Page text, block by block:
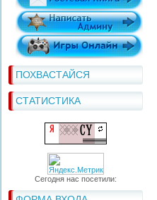
ПОХВАСТАЙСЯ
СТАТИСТИКА
Сегодня нас посетили: